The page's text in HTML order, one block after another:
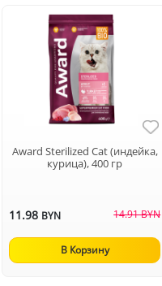
Award Sterilized Cat (индейка,
курица), 400 гр
11.98 BYN 14.91 BYN
В Корзину